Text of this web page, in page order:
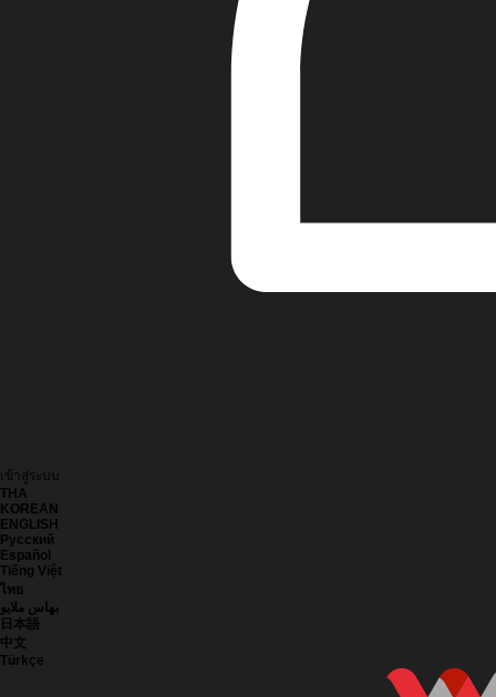
เข้าสู่ระบบ
THA
KOREAN
ENGLISH
Русский
Español
Tiếng Việt
ไทย
بهاس ملايو
日本語
中文
Türkçe